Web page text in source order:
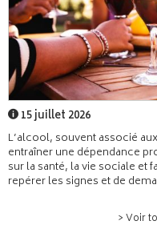
15 juillet 2026
L’alcool, souvent associé
entraîner une dépendance
sur la santé, la vie sociale et
repérer les signes et de
> Voir